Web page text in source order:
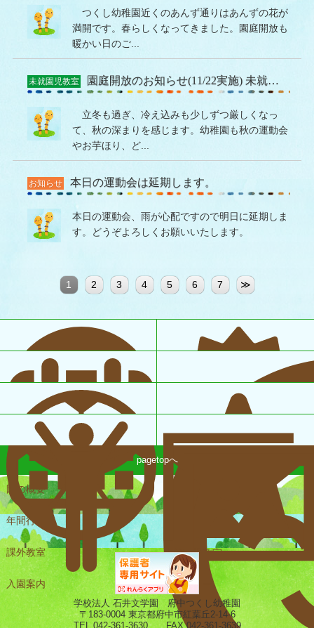
つくし幼稚園近くのあんず通りはあんずの花が
満開です。春らしくなってきました。園庭開放も
暖かい日のご...
未就園児教室 園庭開放のお知らせ(11/22実施) 未就園児(1・2・3歳児対象）
立冬も過ぎ、冷え込みも少しずつ厳しくなっ
て、秋の深まりを感じます。幼稚園も秋の運動会
やお芋ほり、ど...
お知らせ 本日の運動会は延期します。
本日の運動会、雨が心配ですので明日に延期しま
す。どうぞよろしくお願いいたします。
1 2 3 4 5 6 7 ≫
園の概要
年間行事
課外教室 未就園児教室
入園案内 ギャラリー
pagetopへ
学校法人 石井文学園 府中つくし幼稚園
〒183-0004 東京都府中市紅葉丘2-14-6
TEL 042-361-3630 FAX 042-361-3639